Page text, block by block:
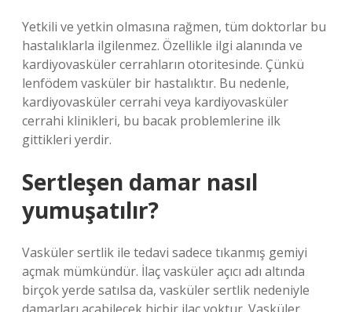
Yetkili ve yetkin olmasına rağmen, tüm doktorlar bu
hastalıklarla ilgilenmez. Özellikle ilgi alanında ve
kardiyovasküler cerrahların otoritesinde. Çünkü
lenfödem vasküler bir hastalıktır. Bu nedenle,
kardiyovasküler cerrahi veya kardiyovasküler
cerrahi klinikleri, bu bacak problemlerine ilk
gittikleri yerdir.
Sertleşen damar nasıl
yumuşatılır?
Vasküler sertlik ile tedavi sadece tıkanmış gemiyi
açmak mümkündür. İlaç vasküler açıcı adı altında
birçok yerde satılsa da, vasküler sertlik nedeniyle